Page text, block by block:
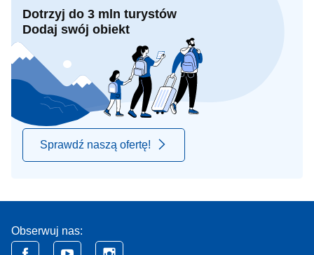
Dotrzyj do 3 mln turystów
Dodaj swój obiekt
Sprawdź naszą ofertę!
Obserwuj nas: